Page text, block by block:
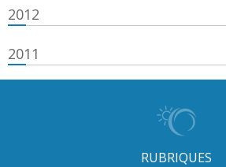
2012
2011
RUBRIQUES